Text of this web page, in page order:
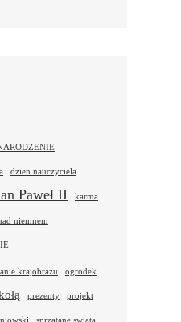
dzien nauczyciela
Paweł II karma
niemnem
krajobrazu ogrodek
prezenty projekt
sprzatane swiata